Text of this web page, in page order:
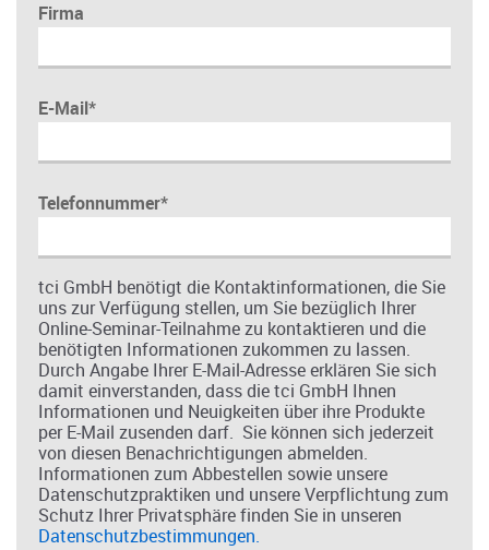
Firma
E-Mail*
Telefonnummer*
tci GmbH benötigt die Kontaktinformationen, die Sie
uns zur Verfügung stellen, um Sie bezüglich Ihrer
Online-Seminar-Teilnahme zu kontaktieren und die
benötigten Informationen zukommen zu lassen.
Durch Angabe Ihrer E-Mail-Adresse erklären Sie sich
damit einverstanden, dass die tci GmbH Ihnen
Informationen und Neuigkeiten über ihre Produkte
per E-Mail zusenden darf. Sie können sich jederzeit
von diesen Benachrichtigungen abmelden.
Informationen zum Abbestellen sowie unsere
Datenschutzpraktiken und unsere Verpflichtung zum
Schutz Ihrer Privatsphäre finden Sie in unseren
Datenschutzbestimmungen.